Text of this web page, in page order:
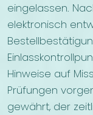
eingelassen.
elektronisch
Hinweise auf
Prüfungen
gewährt, der